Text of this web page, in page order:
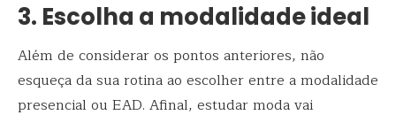
3. Escolha a modalidade ideal
Além de considerar os pontos anteriores, não
esqueça da sua rotina ao escolher entre a modalidade
presencial ou EAD. Afinal, estudar moda vai